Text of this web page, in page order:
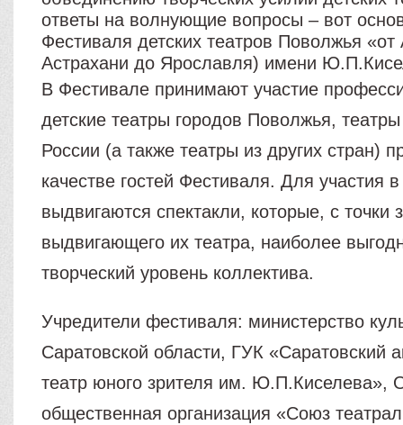
ответы на волнующие вопросы – вот
Фестиваля детских театров Поволжья
Астрахани до Ярославля) имени
В Фестивале принимают участие
детские театры городов Поволжья, театры
России (а также театры из других стран)
качестве гостей Фестиваля. Для участия
выдвигаются спектакли, которые, с точки
выдвигающего их театра, наиболее
творческий уровень коллектива.
Учредители фестиваля: министерство
Саратовской области, ГУК «Саратовский
театр юного зрителя им. Ю.П.Киселева»,
общественная организация «Союз